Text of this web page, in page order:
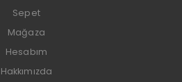
Sepet
Mağaza
Hesabım
Hakkımızda